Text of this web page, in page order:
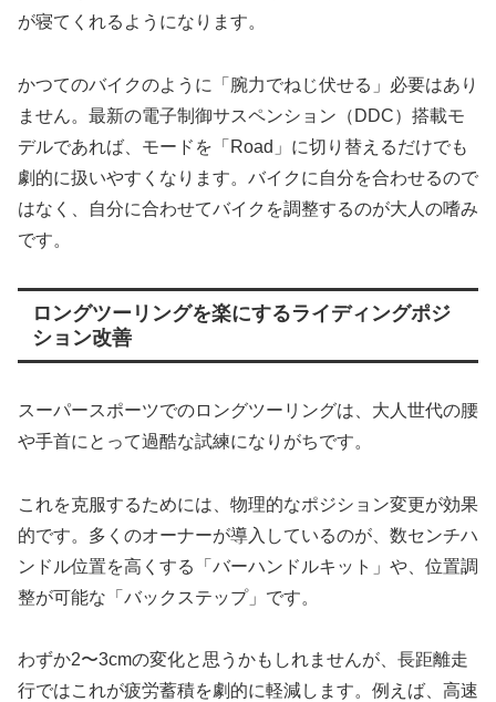
が寝てくれるようになります。
かつてのバイクのように「腕力でねじ伏せる」必要はあり
ません。最新の電子制御サスペンション（DDC）搭載モ
デルであれば、モードを「Road」に切り替えるだけでも
劇的に扱いやすくなります。バイクに自分を合わせるので
はなく、自分に合わせてバイクを調整するのが大人の嗜み
です。
ロングツーリングを楽にするライディングポジ
ション改善
スーパースポーツでのロングツーリングは、大人世代の腰
や手首にとって過酷な試練になりがちです。
これを克服するためには、物理的なポジション変更が効果
的です。多くのオーナーが導入しているのが、数センチハ
ンドル位置を高くする「バーハンドルキット」や、位置調
整が可能な「バックステップ」です。
わずか2〜3cmの変化と思うかもしれませんが、長距離走
行ではこれが疲労蓄積を劇的に軽減します。例えば、高速